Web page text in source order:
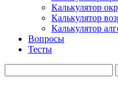
Калькулятор
Калькулятор
Калькулятор
Вопросы
Тесты